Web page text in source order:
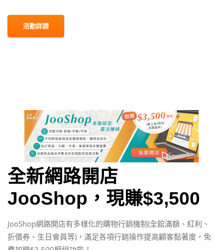
活動詳請
全新網路開店
JooShop，現賺$3,500
JooShop網路開店有多樣化的購物行銷機制(全館滿額、紅利、
折價券、生日會員等)，滿足各項行銷操作提高顧客黏著度，免